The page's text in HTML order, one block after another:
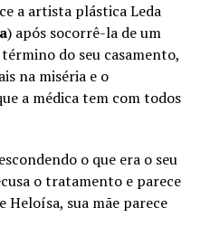
a artista plástica Leda
) após socorrê-la de um
do seu casamento,
na miséria e o
a médica tem com todos
o que era o seu
o tratamento e parece
Heloísa, sua mãe parece